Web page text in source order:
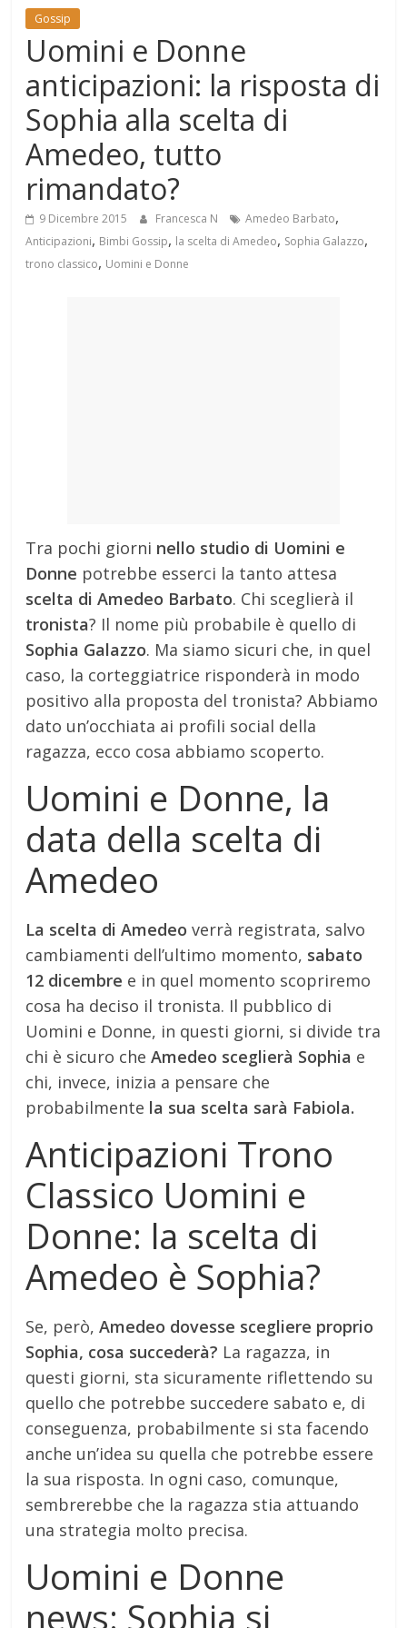
Mondo
Gossip
Uomini e Donne
anticipazioni: la risposta di
Sophia alla scelta di
Amedeo, tutto
rimandato?
9 Dicembre 2015 Francesca N Amedeo Barbato,
Anticipazioni, Bimbi Gossip, la scelta di Amedeo, Sophia Galazzo,
trono classico, Uomini e Donne
Tra pochi giorni nello studio di Uomini e
Donne potrebbe esserci la tanto attesa
scelta di Amedeo Barbato. Chi sceglierà il
tronista? Il nome più probabile è quello di
Sophia Galazzo. Ma siamo sicuri che, in quel
caso, la corteggiatrice risponderà in modo
positivo alla proposta del tronista? Abbiamo
dato un’occhiata ai profili social della
ragazza, ecco cosa abbiamo scoperto.
Uomini e Donne, la
data della scelta di
Amedeo
La scelta di Amedeo verrà registrata, salvo
cambiamenti dell’ultimo momento, sabato
12 dicembre e in quel momento scopriremo
cosa ha deciso il tronista. Il pubblico di
Uomini e Donne, in questi giorni, si divide tra
chi è sicuro cheAmedeo sceglierà Sophia e
chi, invece, inizia a pensare che
probabilmente la sua scelta sarà Fabiola.
Anticipazioni Trono
Classico Uomini e
Donne: la scelta di
Amedeo è Sophia?
Se, però,Amedeo dovesse scegliere proprio
Sophia, cosa succederà? La ragazza, in
questi giorni, sta sicuramente riflettendo su
quello che potrebbe succedere sabato e, di
conseguenza, probabilmente si sta facendo
anche un’idea su quella che potrebbe essere
la sua risposta. In ogni caso, comunque,
sembrerebbe che la ragazza stia attuando
una strategia molto precisa.
Uomini e Donne
news: Sophia si